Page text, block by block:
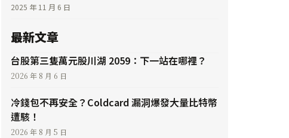
2025 年 11 月 6 日
最新文章
台股第三隻萬元股川湖 2059：下一站在哪裡？
2026 年 8 月 6 日
冷錢包不再安全？Coldcard 漏洞爆發大量比特幣
遭駭！
2026 年 8 月 5 日